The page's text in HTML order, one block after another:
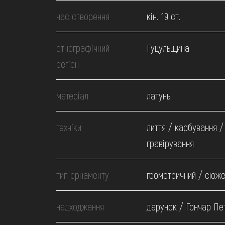
ВІДВІДАТИ
НАВЧИТИСЯ
ПОСЛУГИ
час створення кін. 19 ст.
етнографічний
регіон
Гуцульщина
матеріал латунь
техніки
лиття / карбування /
гравірування
тип орнаменту геометричний /
надходження дарунок / Гончар